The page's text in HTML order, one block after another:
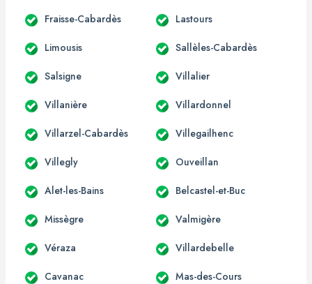
Fraisse-Cabardès Lastours
Limousis Sallèles-Cabardès
Salsigne Villalier
Villanière Villardonnel
Villarzel-Cabardès Villegailhenc
Villegly Ouveillan
Alet-les-Bains Belcastel-et-Buc
Missègre Valmigère
Véraza Villardebelle
Cavanac Mas-des-Cours